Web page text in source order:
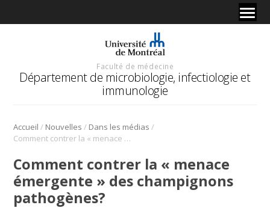
Faculté de médecine
Département de microbiologie, infectiologie et
immunologie
Accueil / Nouvelles / Dans les médias /
Comment contrer la « menace émergente » des champignons pathogènes?
Comment contrer la « menace
émergente » des champignons
pathogènes?